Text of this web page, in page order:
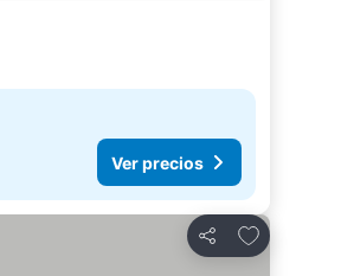
Ver precios
Compartir
Agregar a